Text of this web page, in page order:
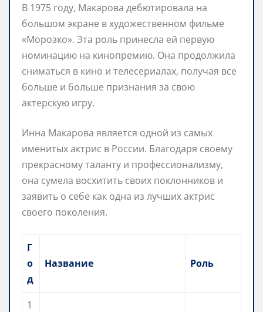
В 1975 году, Макарова дебютировала на
большом экране в художественном фильме
«Морозко». Эта роль принесла ей первую
номинацию на кинопремию. Она продолжила
сниматься в кино и телесериалах, получая все
больше и больше признания за свою
актерскую игру.
Инна Макарова является одной из самых
именитых актрис в России. Благодаря своему
прекрасному таланту и профессионализму,
она сумела восхитить своих поклонников и
заявить о себе как одна из лучших актрис
своего поколения.
Г
о
д
Название Роль
1